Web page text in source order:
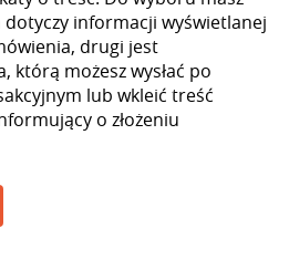
dotyczy informacji wyświetlanej
drugi jest
którą możesz wysłać po
lub wkleić treść
o złożeniu